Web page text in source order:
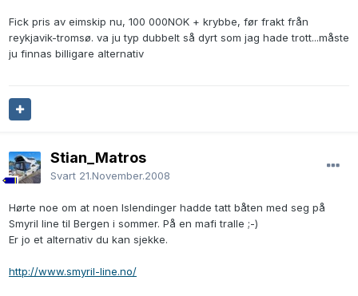
Fick pris av eimskip nu, 100 000NOK + krybbe, før frakt från
reykjavik-tromsø. va ju typ dubbelt så dyrt som jag hade trott...måste
ju finnas billigare alternativ
Stian_Matros
Svart 21.November.2008
Hørte noe om at noen Islendinger hadde tatt båten med seg på
Smyril line til Bergen i sommer. På en mafi tralle ;-)
Er jo et alternativ du kan sjekke.
http://www.smyril-line.no/